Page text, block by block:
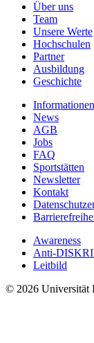
Über uns
Team
Unsere Werte
Hochschulen
Partner
Ausbildung
Geschichte
Informationen
News
AGB
Jobs
FAQ
Sportstätten
Newsletter
Kontakt
Awareness
Anti-
Leitbild
© 2026 Universität